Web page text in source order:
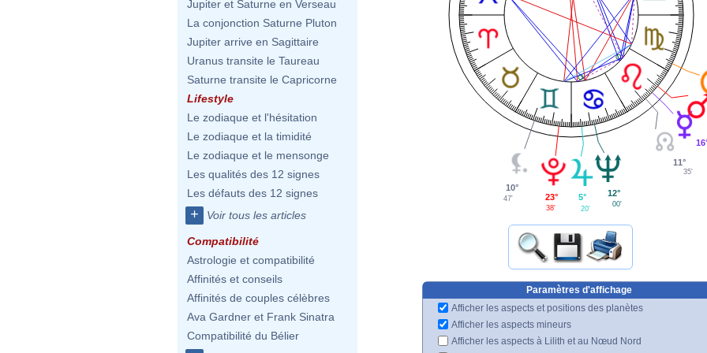
Jupiter et Saturne en Verseau
La conjonction Saturne Pluton
Jupiter arrive en Sagittaire
Uranus transite le Taureau
Saturne transite le Capricorne
Lifestyle
Le zodiaque et l'hésitation
Le zodiaque et la timidité
Le zodiaque et le mensonge
Les qualités des 12 signes
Les défauts des 12 signes
+ Voir tous les articles
Compatibilité
Astrologie et compatibilité
Affinités et conseils
Affinités de couples célèbres
Ava Gardner et Frank Sinatra
Compatibilité du Bélier
10°
47' 23°
38'
5°
20'
12°
00'
11°
35'
Paramètres d'affichage
Afficher les aspects et positions des planètes
Afficher les aspects mineurs
Afficher les aspects à Lilith et au Nœud Nord